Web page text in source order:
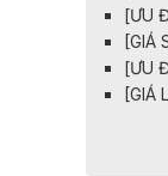
[ƯU
[GIÁ
[ƯU
[GIÁ